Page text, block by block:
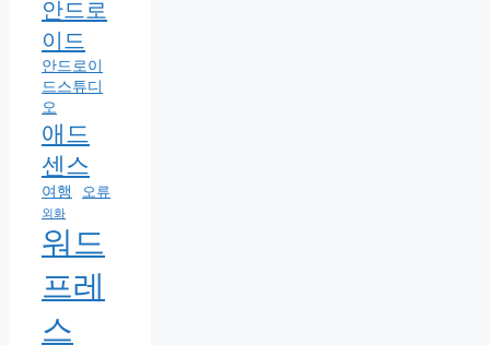
안드로
이드
안드로이
드스튜디
오
애드
센스
여행 오류
외화
워드
프레
스